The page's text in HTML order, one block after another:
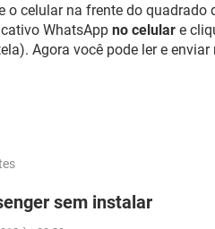
o celular na frente do
WhatsApp no celular e
Agora você pode ler e
sem instalar